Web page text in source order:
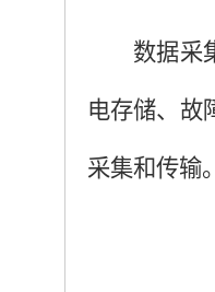
数据采
电存储、故
采集和传输